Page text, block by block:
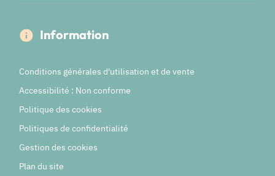
Information
Conditions générales d'utilisation et de vente
Accessibilité : Non conforme
Politique des cookies
Politiques de confidentialité
Gestion des cookies
Plan du site